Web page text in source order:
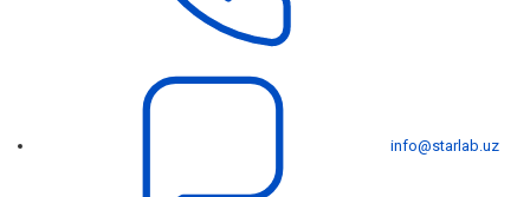
info@starlab.uz